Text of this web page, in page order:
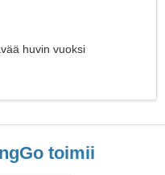
huvin vuoksi
toimii